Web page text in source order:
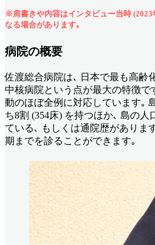
※肩書きや内容はインタビュー当時
なる場合があります｡
病院の概要
佐渡総合病院は､ 日本で最も高齢
中核病院という点が最大の特徴で
動のほぼ全例に対応しています｡
ち8割 (354床) を持つほか､ 島の人
ている､ もしくは通院歴がありま
期までを診ることができます｡